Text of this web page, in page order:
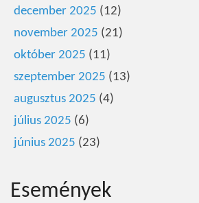
december 2025 (12)
november 2025 (21)
október 2025 (11)
szeptember 2025 (13)
augusztus 2025 (4)
július 2025 (6)
június 2025 (23)
Események